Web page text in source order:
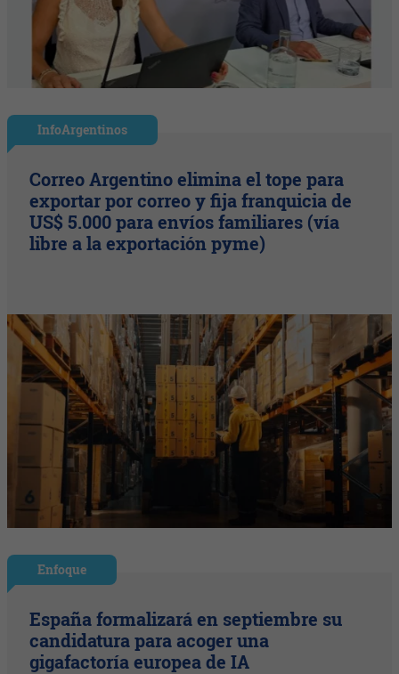
InfoArgentinos
Correo Argentino elimina el tope para
exportar por correo y fija franquicia de
US$ 5.000 para envíos familiares (vía
libre a la exportación pyme)
Enfoque
España formalizará en septiembre su
candidatura para acoger una
gigafactoría europea de IA